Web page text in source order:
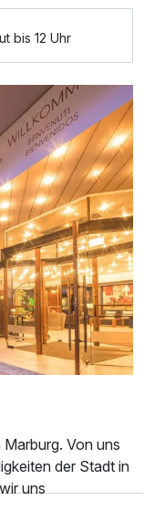
p.P. ab187,50 €
bis 12 Uhr
Von uns
der Stadt in
uns